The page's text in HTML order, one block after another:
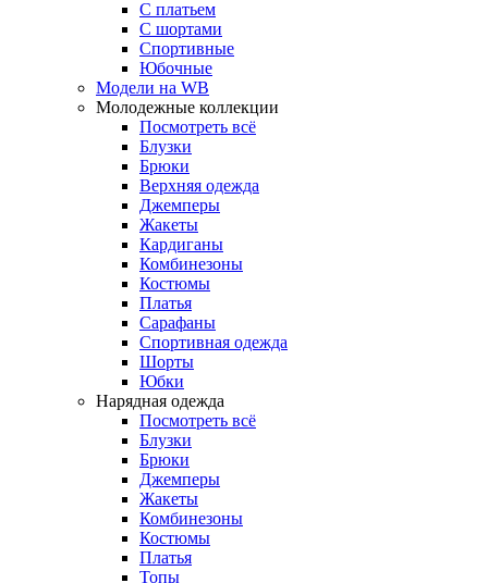
С платьем
С шортами
Спортивные
Юбочные
Модели на WB
Молодежные коллекции
Посмотреть всё
Блузки
Брюки
Верхняя одежда
Джемперы
Жакеты
Кардиганы
Комбинезоны
Костюмы
Платья
Сарафаны
Спортивная одежда
Шорты
Юбки
Нарядная одежда
Посмотреть всё
Блузки
Брюки
Джемперы
Жакеты
Комбинезоны
Костюмы
Платья
Топы